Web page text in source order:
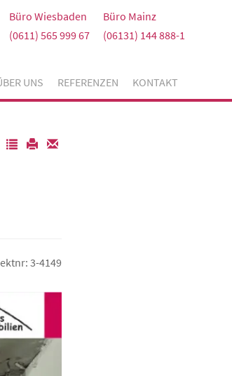
Büro Wiesbaden
(0611) 565 999 67
Büro Mainz
(06131) 144 888-1
UNS REFERENZEN KONTAKT
3-4149